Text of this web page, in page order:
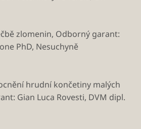
zlomenin, Odborný garant:
PhD, Nesuchyně
hrudní končetiny malých
Gian Luca Rovesti, DVM dipl.